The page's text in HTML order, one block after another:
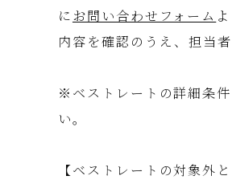
にお問い合わせフォーム
内容を確認のうえ、担当
※ベストレートの詳細条
い。
【ベストレートの対象外と